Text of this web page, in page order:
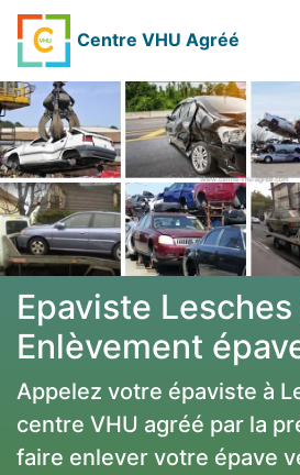
Centre VHU Agréé
Epaviste
Enlèvement
Appelez votre épaviste à
centre VHU agréé par la
faire enlever votre épave